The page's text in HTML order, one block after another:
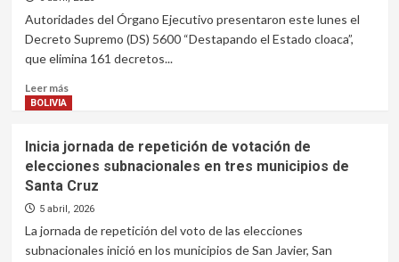
que
partidos
retiraron
Autoridades del Órgano Ejecutivo presentaron este lunes el
Decreto Supremo (DS) 5600 “Destapando el Estado cloaca”,
que elimina 161 decretos...
Leer másLeer
presenta
el
Decreto
5600
suprime
161
BOLIVIA
Inicia jornada de repetición de votación de
elecciones subnacionales en tres municipios de
Santa Cruz
5 abril, 2026
La jornada de repetición del voto de las elecciones
subnacionales inició en los municipios de San Javier, San